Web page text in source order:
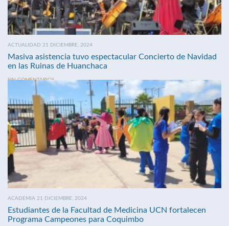
ACTUALIDAD 21 DICIEMBRE, 2024
Masiva asistencia tuvo espectacular Concierto de Navidad
en las Ruinas de Huanchaca
SIN COMENTARIOS
ACADEMIA 21 DICIEMBRE, 2024
Estudiantes de la Facultad de Medicina UCN fortalecen
Programa Campeones para Coquimbo